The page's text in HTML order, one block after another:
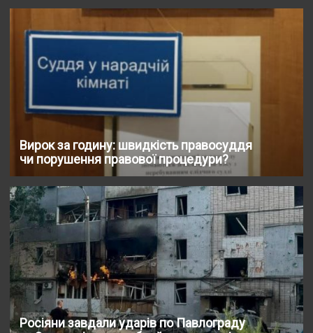
Вирок за годину: швидкість правосуддя
чи порушення правової процедури?
Росіяни завдали ударів по Павлограду